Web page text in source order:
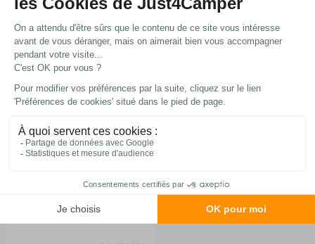
En stock En stock
Subwoofer SWC-D84S